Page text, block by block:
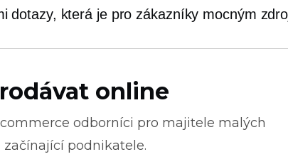
dotazy, která je pro zákazníky mocným
online
odborníci pro majitele malých
podnikatele.